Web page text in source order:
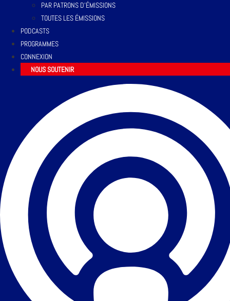
PAR PATRONS D’ÉMISSIONS
TOUTES LES ÉMISSIONS
PODCASTS
PROGRAMMES
CONNEXION
NOUS SOUTENIR